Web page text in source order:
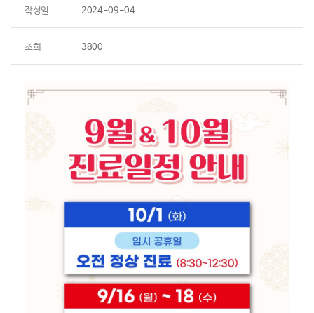
작성일 2024-09-04
조회 3800